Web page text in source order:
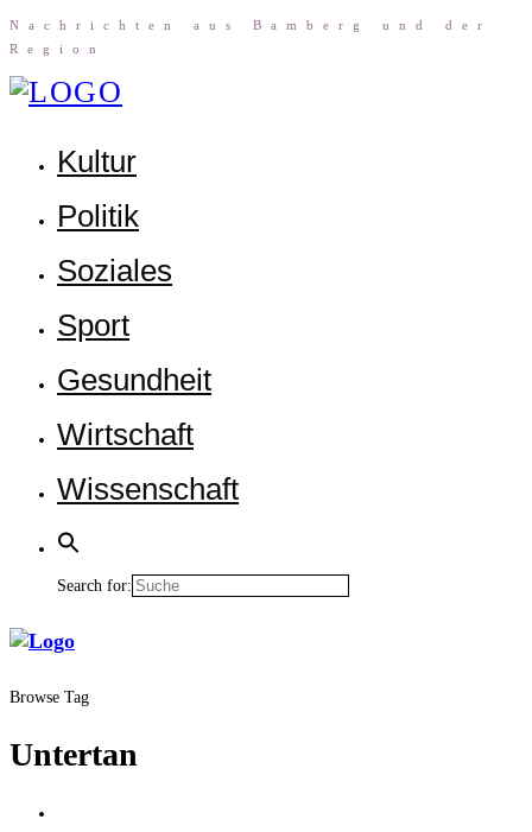
Nach­rich­ten aus Bam­berg und der
Region
Kul­tur
Poli­tik
Sozia­les
Sport
Gesund­heit
Wirt­schaft
Wis­sen­schaft
Search for:
Browse Tag
Untertan